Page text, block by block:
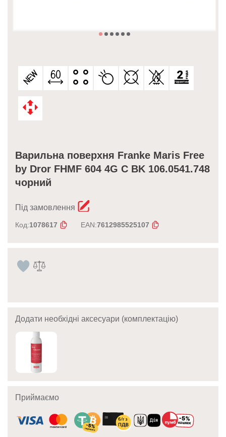
Варильна поверхня Franke Maris Free
by Dror FHMF 604 4G C BK 106.0541.748
чорний
Під замовлення
Код:1078617 EAN:7612985525107
Додати необхідні аксесуари (комплектацію)
Приймаємо